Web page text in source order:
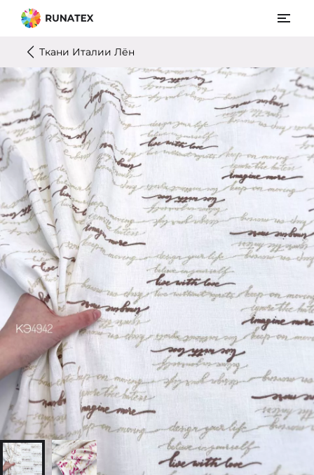
Ткани Италии Лён